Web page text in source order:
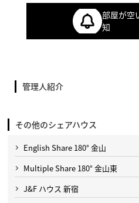
部屋が空
知
管理人紹介
その他のシェアハウス
English Share 180° 金山
Multiple Share 180° 金山東
J&F ハウス 新宿